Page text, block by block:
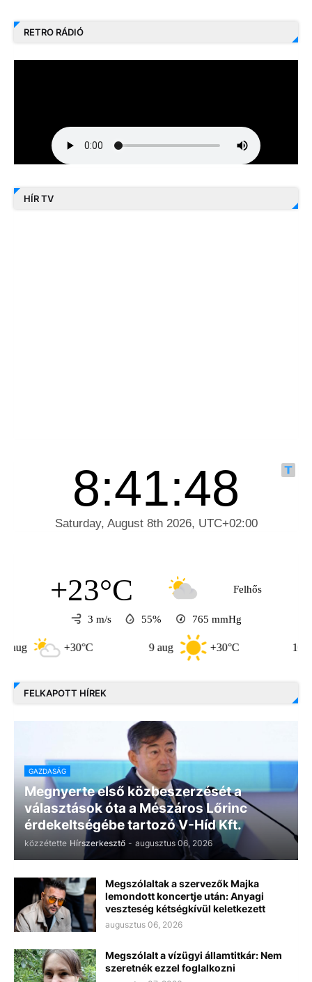
RETRO RÁDIÓ
HÍR TV
+23°C Felhős
3 m/s 55% 765 mmHg
+30°C +30°C
FELKAPOTT HÍREK
GAZDASÁG
Megnyerte első közbeszerzését a
választások óta a Mészáros Lőrinc
érdekeltségébe tartozó V-Híd Kft.
közzétette Hírszerkesztő - augusztus 06, 2026
Megszólaltak a szervezők Majka
lemondott koncertje után: Anyagi
veszteség kétségkívül keletkezett
augusztus 06, 2026
Megszólalt a vízügyi államtitkár: Nem
szeretnék ezzel foglalkozni